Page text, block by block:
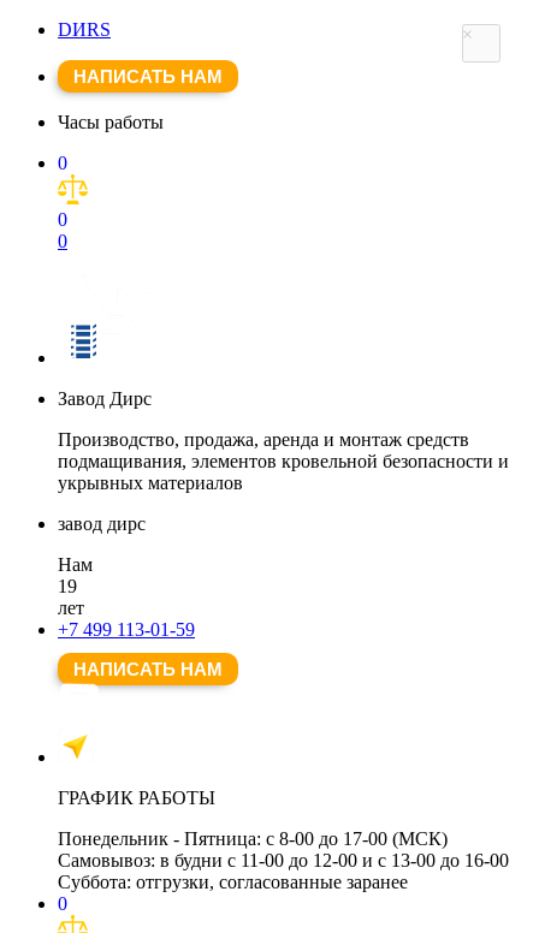
DИRS
НАПИСАТЬ НАМ
Часы работы
0
0
0
Завод Дирс
Производство, продажа, аренда и монтаж средств
подмащивания, элементов кровельной безопасности и
укрывных материалов
завод дирс
Нам
19
лет
+7 499 113-01-59
НАПИСАТЬ НАМ
ГРАФИК РАБОТЫ
Понедельник - Пятница: с 8-00 до 17-00 (МСК)
Самовывоз: в будни с 11-00 до 12-00 и с 13-00 до 16-00
Суббота: отгрузки, согласованные заранее
0
×